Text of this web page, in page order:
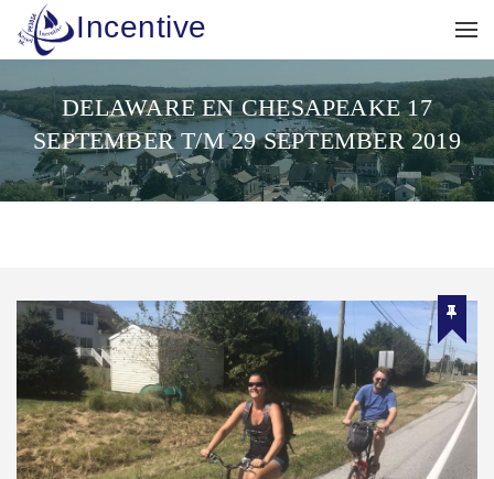
Incentive
DELAWARE EN CHESAPEAKE 17
SEPTEMBER T/M 29 SEPTEMBER 2019